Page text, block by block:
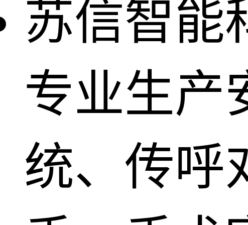
苏信智能
专业生产
统、传呼